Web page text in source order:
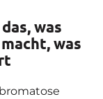
was
was